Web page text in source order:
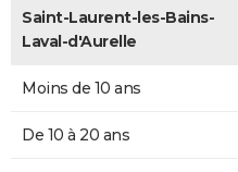
Saint-Laurent-les-Bains-
Laval-d'Aurelle
Moins de 10 ans
De 10 à 20 ans